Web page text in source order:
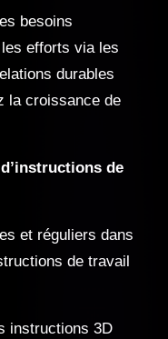
besoins
efforts via les
durables
la croissance de
de
et réguliers dans
de travail
instructions 3D